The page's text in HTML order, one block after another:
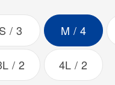
S 3 M 4
2 4L 2